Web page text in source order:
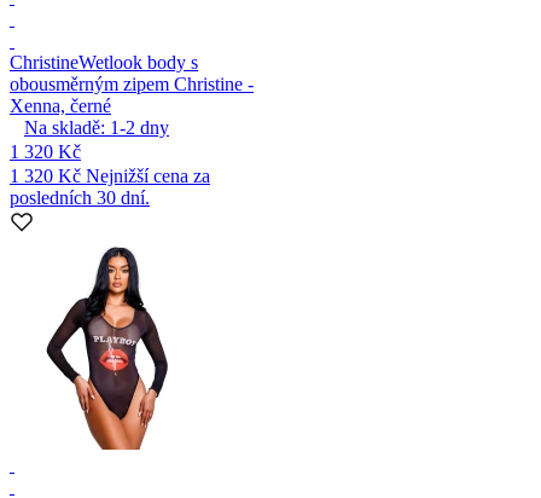
ChristineWetlook body s
obousměrným zipem Christine -
Xenna, černé
Na skladě: 1-2 dny
1 320 Kč
1 320 Kč Nejnižší cena za
posledních 30 dní.